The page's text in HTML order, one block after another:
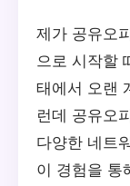
제가 공유오
으로 시작할
태에서 오랜
런데 공유오
다양한 네트
이 경험을 통